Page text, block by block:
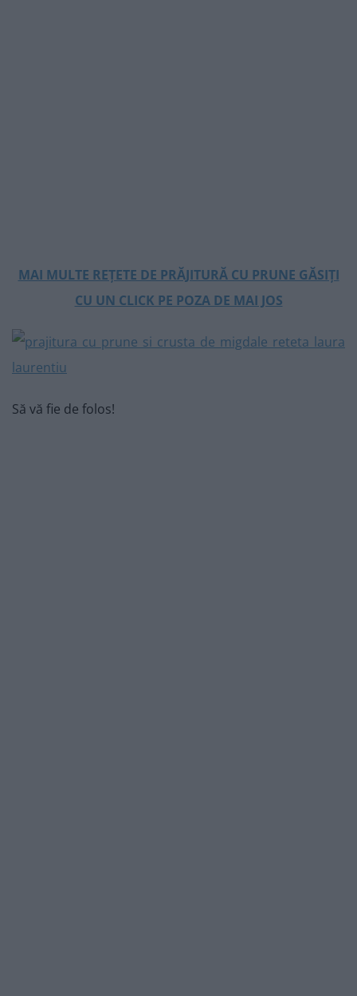
MAI MULTE REȚETE DE PRĂJITURĂ CU PRUNE GĂSIȚI
CU UN CLICK PE POZA DE MAI JOS
Să vă fie de folos!